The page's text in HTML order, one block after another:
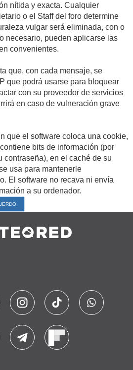
nítida y exacta. Cualquier
o el Staff del foro determine
vulgar será eliminada, con o
necesario, pueden aplicarse las
convenientes.
que, con cada mensaje, se
que podrá usarse para bloquear
con su proveedor de servicios
en caso de vulneración grave
que el software coloca una cookie,
bits de información (por
contraseña), en el caché de su
usa para mantenerle
El software no recava ni envía
a su ordenador.